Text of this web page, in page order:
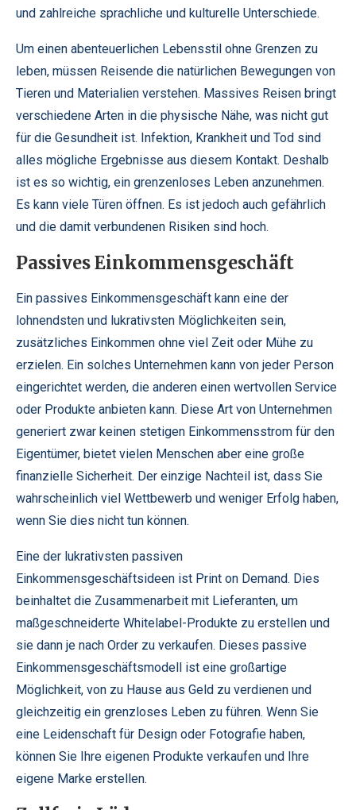
und zahlreiche sprachliche und kulturelle Unterschiede.
Um einen abenteuerlichen Lebensstil ohne Grenzen zu
leben, müssen Reisende die natürlichen Bewegungen von
Tieren und Materialien verstehen. Massives Reisen bringt
verschiedene Arten in die physische Nähe, was nicht gut
für die Gesundheit ist. Infektion, Krankheit und Tod sind
alles mögliche Ergebnisse aus diesem Kontakt. Deshalb
ist es so wichtig, ein grenzenloses Leben anzunehmen.
Es kann viele Türen öffnen. Es ist jedoch auch gefährlich
und die damit verbundenen Risiken sind hoch.
Passives Einkommensgeschäft
Ein passives Einkommensgeschäft kann eine der
lohnendsten und lukrativsten Möglichkeiten sein,
zusätzliches Einkommen ohne viel Zeit oder Mühe zu
erzielen. Ein solches Unternehmen kann von jeder Person
eingerichtet werden, die anderen einen wertvollen Service
oder Produkte anbieten kann. Diese Art von Unternehmen
generiert zwar keinen stetigen Einkommensstrom für den
Eigentümer, bietet vielen Menschen aber eine große
finanzielle Sicherheit. Der einzige Nachteil ist, dass Sie
wahrscheinlich viel Wettbewerb und weniger Erfolg haben,
wenn Sie dies nicht tun können.
Eine der lukrativsten passiven
Einkommensgeschäftsideen ist Print on Demand. Dies
beinhaltet die Zusammenarbeit mit Lieferanten, um
maßgeschneiderte Whitelabel-Produkte zu erstellen und
sie dann je nach Order zu verkaufen. Dieses passive
Einkommensgeschäftsmodell ist eine großartige
Möglichkeit, von zu Hause aus Geld zu verdienen und
gleichzeitig ein grenzloses Leben zu führen. Wenn Sie
eine Leidenschaft für Design oder Fotografie haben,
können Sie Ihre eigenen Produkte verkaufen und Ihre
eigene Marke erstellen.